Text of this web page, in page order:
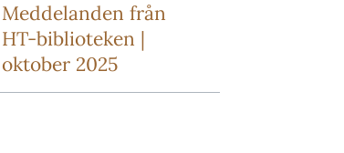
Meddelanden från
HT-biblioteken |
oktober 2025